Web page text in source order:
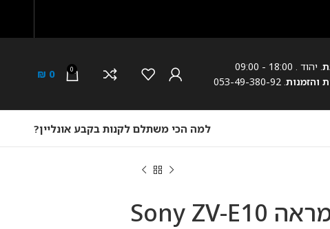
. יהוד . 18:00 - 09:00
והזמנות
0
₪ 0
למה הכי משתלם לקנות בקבע אונליין?
מצלמה ‏ללא מראה Sony ZV-E10